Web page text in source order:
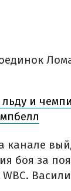
льду и
канале
боя за